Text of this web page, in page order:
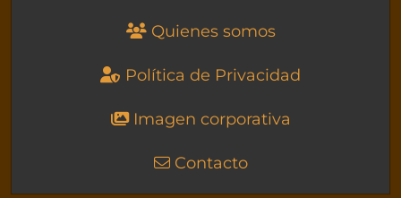
Quienes somos
Política de Privacidad
Imagen corporativa
Contacto